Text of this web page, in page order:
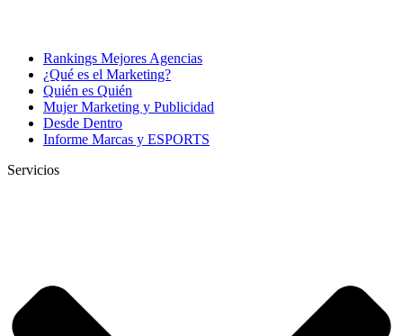
Rankings Mejores Agencias
¿Qué es el Marketing?
Quién es Quién
Mujer Marketing y Publicidad
Desde Dentro
Informe Marcas y ESPORTS
Servicios